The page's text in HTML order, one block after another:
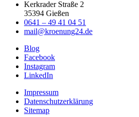
Kerkrader Straße 2
35394 Gießen
0641 – 49 41 04 51
mail@kroenung24.de
Blog
Facebook
Instagram
LinkedIn
Impressum
Datenschutzerklärung
Sitemap